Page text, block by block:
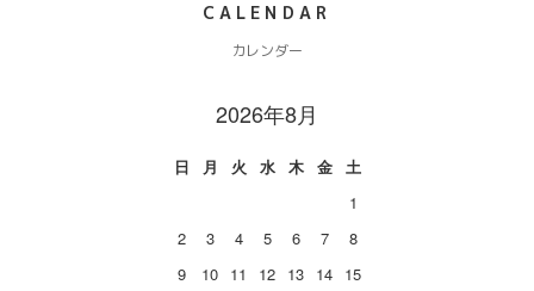
CALENDAR
カレンダー
2026年8月
日 月 火 水 木 金
土
1
2
3 4 5 6 7
8
9
10 11 12 13 14 15